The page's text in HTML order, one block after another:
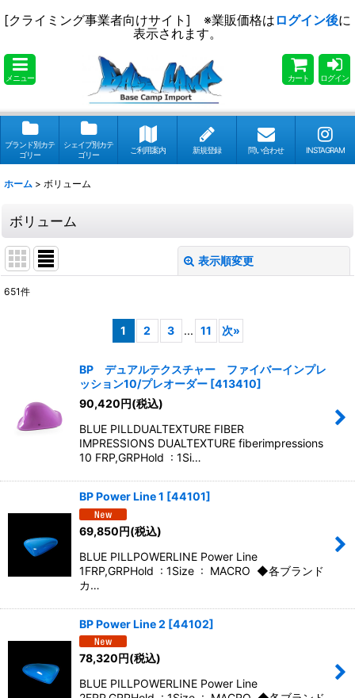
[クライミング事業者向けサイト] ※業販価格は ログイン後に
表示されます。
メニュー カート ログイン
ブランド別カテ
ゴリー
シェイプ別カテ
ゴリー
ご利用案内 新規登録 問い合わせ INSTAGRAM
ホーム > ボリューム
ボリューム
表示順変更
絞り込む
651件
1 2 3 ... 11 次»
BP デュアルテクスチャー ファイバーインプレ
ッション10/プレオーダー [413410]
90,420円(税込)
BLUE PILLDUALTEXTURE FIBER
IMPRESSIONS DUALTEXTURE fiberimpressions
10 FRP,GRPHold : 1Si…
BP Power Line 1 [44101]
69,850円(税込)
BLUE PILLPOWERLINE Power Line
1FRP,GRPHold : 1Size : MACRO ◆各ブランド
カ…
BP Power Line 2 [44102]
78,320円(税込)
BLUE PILLPOWERLINE Power Line